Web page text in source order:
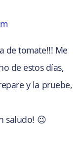
de tomate!!! Me
de estos días,
y la pruebe,
saludo! 😉